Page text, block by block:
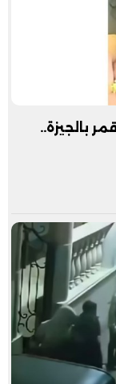
بالجيزة..